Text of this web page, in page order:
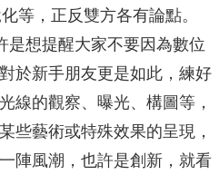
等，正反雙方各有論點。
是想提醒大家不要因為數位
於新手朋友更是如此，練好
線的觀察、曝光、構圖等，
些藝術或特殊效果的呈現，
陣風潮，也許是創新，就看